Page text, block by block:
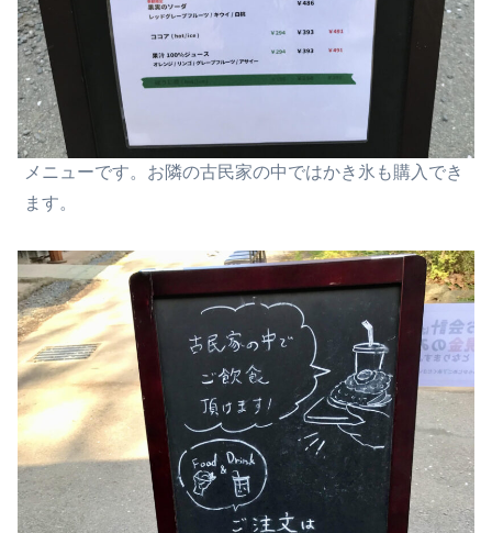
メニューです。お隣の古民家の中ではかき氷も購入でき
ます。